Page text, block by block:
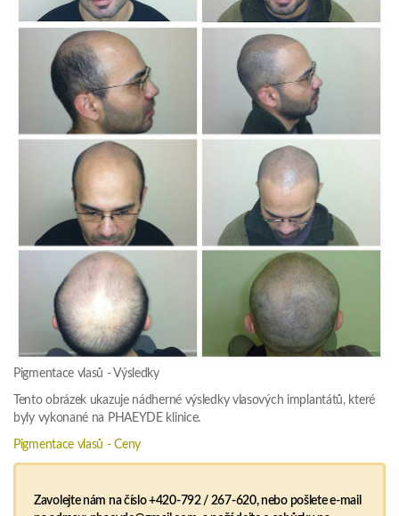
Pigmentace vlasů - Výsledky
Tento obrázek ukazuje nádherné výsledky vlasových implantátů, které
byly vykonané na PHAEYDE klinice.
Pigmentace vlasů - Ceny
Zavolejte nám na číslo +420-792 / 267-620, nebo pošlete e-mail